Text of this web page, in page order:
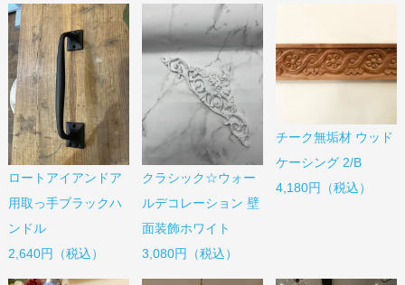
ロートアイアンドア
用取っ手ブラックハ
ンドル
2,640円（税込）
クラシック☆ウォー
ルデコレーション 壁
面装飾ホワイト
3,080円（税込）
チーク無垢材 ウッド
ケーシング 2/B
4,180円（税込）